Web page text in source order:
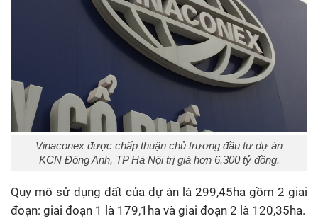
Vinaconex được chấp thuận chủ trương đầu tư dự án
KCN Đông Anh, TP Hà Nội trị giá hơn 6.300 tỷ đồng.
Quy mô sử dụng đất của dự án là 299,45ha gồm 2 giai
đoạn: giai đoạn 1 là 179,1ha và giai đoạn 2 là 120,35ha.